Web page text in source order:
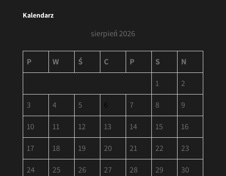
Kalendarz
sierpień 2026
P W Ś C P S N
1 2
3 4 5 6 7 8 9
10 11 12 13 14 15 16
17 18 19 20 21 22 23
24 25 26 27 28 29 30